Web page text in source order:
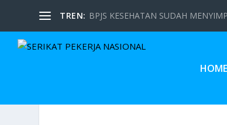
TREN: BPJS KESEHATAN SUDAH
HOME